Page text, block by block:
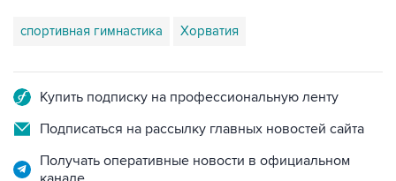
спортивная гимнастика Хорватия
Купить подписку на профессиональную ленту
Подписаться на рассылку главных новостей сайта
Получать оперативные новости в официальном